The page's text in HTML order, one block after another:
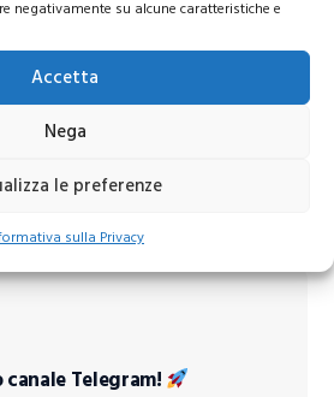
negativamente su alcune caratteristiche e
Accetta
Nega
le preferenze
sulla Privacy
Telegram!